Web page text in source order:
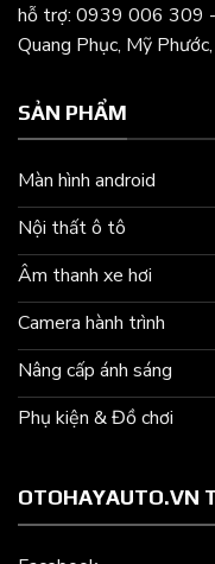
hỗ trợ: 0939 006 309
Quang Phục, Mỹ
SẢN PHẨM
Màn hình android
Nội thất ô tô
Âm thanh xe hơi
Camera hành trình
Nâng cấp ánh sáng
Phụ kiện & Đồ chơi
OTOHAYAUTO.VN